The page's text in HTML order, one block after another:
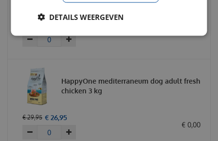
HappyOne mediterraneum dog adult fresh
chicken 3 kg
€ 29,95 € 26,95
€ 0,00
DETAILS WEERGEVEN